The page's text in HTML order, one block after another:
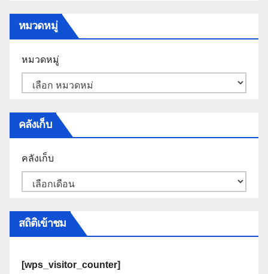
หมวดหมู่
หมวดหมู่
คลังเก็บ
คลังเก็บ
สถิติเข้าชม
[wps_visitor_counter]